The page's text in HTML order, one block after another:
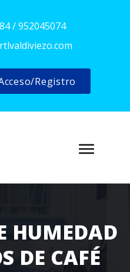
/ 952045074
Registro
HUMEDAD
DE CAFÉ